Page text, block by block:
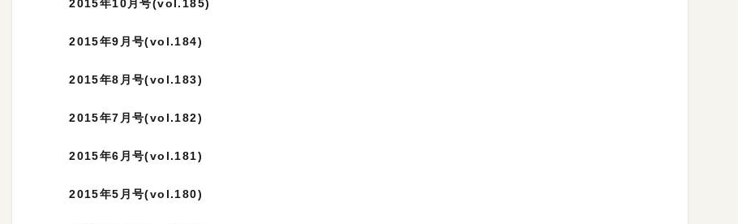
2015年10月号(vol.185)
2015年9月号(vol.184)
2015年8月号(vol.183)
2015年7月号(vol.182)
2015年6月号(vol.181)
2015年5月号(vol.180)